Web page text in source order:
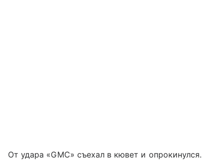
От удара «GMC» съехал в кювет и опрокинулся.